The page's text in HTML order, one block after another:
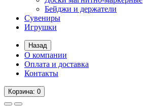
Бейджи и держатели
Сувениры
Игрушки
Назад
О компании
Оплата и доставка
Контакты
Корзина: 0